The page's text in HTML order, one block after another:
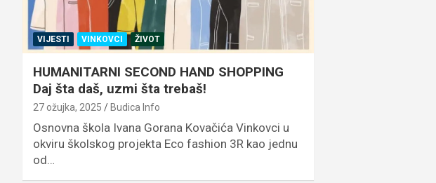
VIJESTI VINKOVCI ŽIVOT
HUMANITARNI SECOND HAND SHOPPING
Daj šta daš, uzmi šta trebaš!
27 ožujka, 2025 Budica Info
Osnovna škola Ivana Gorana Kovačića Vinkovci u
okviru školskog projekta Eco fashion 3R kao jednu
od…